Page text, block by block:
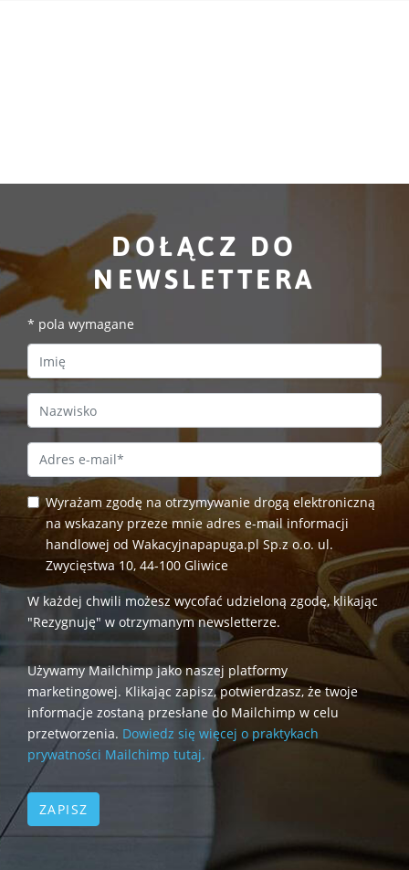
DOŁĄCZ DO
NEWSLETTERA
* pola wymagane
First Name
Last Name
Email Address*
Wyrażam zgodę na otrzymywanie drogą elektroniczną
na wskazany przeze mnie adres e-mail informacji
handlowej od Wakacyjnapapuga.pl Sp.z o.o. ul.
Zwycięstwa 10, 44-100 Gliwice
W każdej chwili możesz wycofać udzieloną zgodę, klikając
"Rezygnuję" w otrzymanym newsletterze.
Używamy Mailchimp jako naszej platformy
marketingowej. Klikając zapisz, potwierdzasz, że twoje
informacje zostaną przesłane do Mailchimp w celu
przetworzenia. Dowiedz się więcej o praktykach
prywatności Mailchimp tutaj.